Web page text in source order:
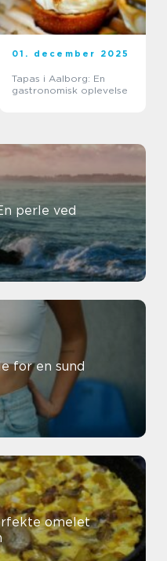
01. december 2025
Tapas i Aalborg: En
gastronomisk oplevelse
perle ved
for en sund
omelet